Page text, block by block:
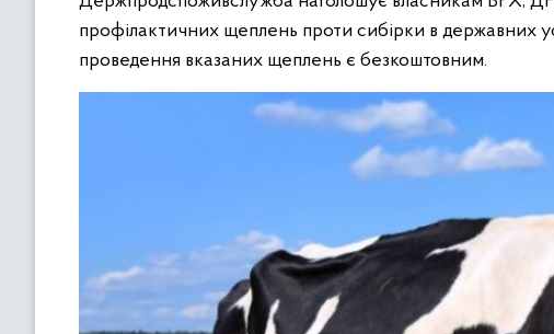
профілактичних щеплень проти сибірки в державних
проведення вказаних щеплень є безкоштовним.